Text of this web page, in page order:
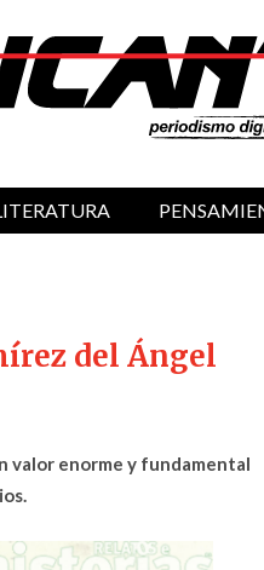
del Ángel
valor enorme y fundamental